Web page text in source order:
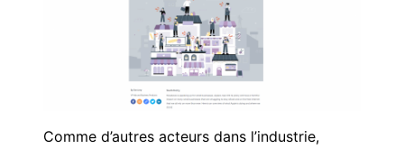
Comme d’autres acteurs dans l’industrie,